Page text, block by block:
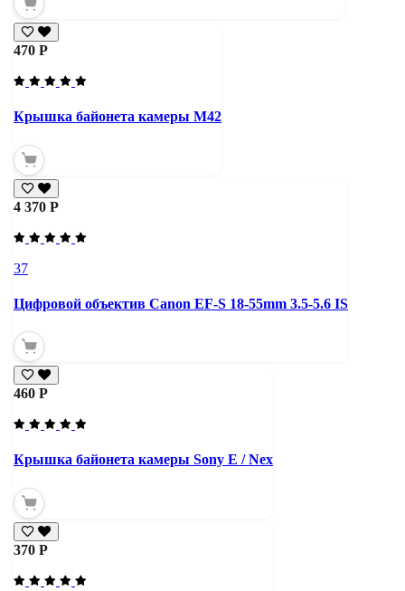
470 Р
Крышка байонета камеры М42
4 370 Р
37
Цифровой объектив Canon EF-S 18-55mm 3.5-5.6 IS
460 Р
Крышка байонета камеры Sony E / Nex
370 Р